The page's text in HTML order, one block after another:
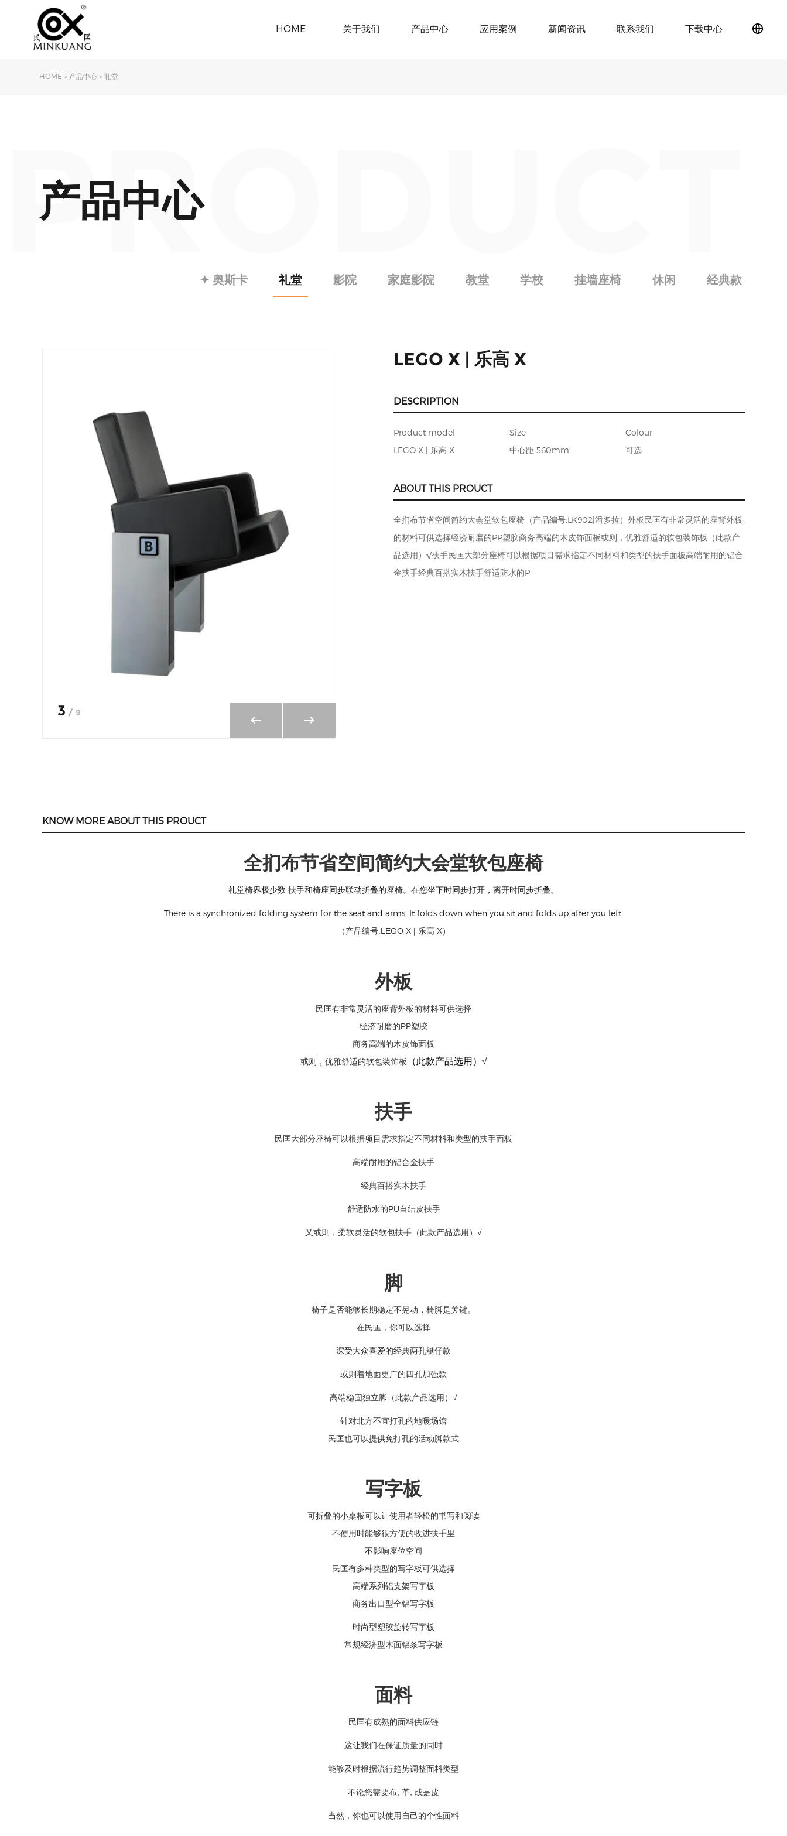
HOME 关于我们 产品中心 应用案例 新闻资讯 联系我们 下载中心
HOME > 产品中心 >礼堂
产品中心
PRODUCT
✦ 奥斯卡 礼堂 影院 家庭影院 教堂 学校 挂墙座椅 休闲 经典款
3 / 9
LEGO X | 乐高 X
DESCRIPTION
Product model
LEGO X | 乐高 X
Size
中心距 560mm
Colour
可选
ABOUT THIS PROUCT
全扪布节省空间简约大会堂软包座椅（产品编号:LK902|潘多拉）外板民匡有非常灵活的座背外板
的材料可供选择经济耐磨的PP塑胶商务高端的木皮饰面板或则，优雅舒适的软包装饰板（此款产
品选用）√扶手民匡大部分座椅可以根据项目需求指定不同材料和类型的扶手面板高端耐用的铝合
金扶手经典百搭实木扶手舒适防水的P
KNOW MORE ABOUT THIS PROUCT
全扪布节省空间简约大会堂软包座椅
礼堂椅界极少数 扶手和椅座同步联动折叠的座椅。在您坐下时同步打开，离开时同步折叠。
There is a synchronized folding system for the seat and arms, It folds down when you sit and folds up after you left.
（产品编号:LEGO X | 乐高 X）
外板
民匡有非常灵活的座背外板的材料可供选择
经济耐磨的PP塑胶
商务高端的木皮饰面板
或则，优雅舒适的软包装饰板
（此款产品选用） √
扶手
民匡大部分座椅可以根据项目需求指定不同材料和类型的扶手面板
高端耐用的铝合金扶手
经典百搭实木扶手
舒适防水的PU自结皮扶手
又或则，柔软灵活的软包扶手 （此款产品选用） √
脚
椅子是否能够长期稳定不晃动，椅脚是关键。
在民匡，你可以选择
深受大众喜爱的经典两孔艇仔款
或则着地面更广的四孔加强款
高端稳固独立脚 （此款产品选用）√
针对北方不宜打孔的地暖场馆
民匡也可以提供免打孔的活动脚款式
写字板
可折叠的小桌板可以让使用者轻松的书写和阅读
不使用时能够很方便的收进扶手里
不影响座位空间
民匡有多种类型的写字板可供选择
高端系列铝支架写字板
商务出口型全铝写字板
时尚型塑胶旋转写字板
常规经济型木面铝条写字板
面料
民匡有成熟的面料供应链
这让我们在保证质量的同时
能够及时根据流行趋势调整面料类型
不论您需要布, 革, 或是皮
当然，你也可以使用自己的个性面料